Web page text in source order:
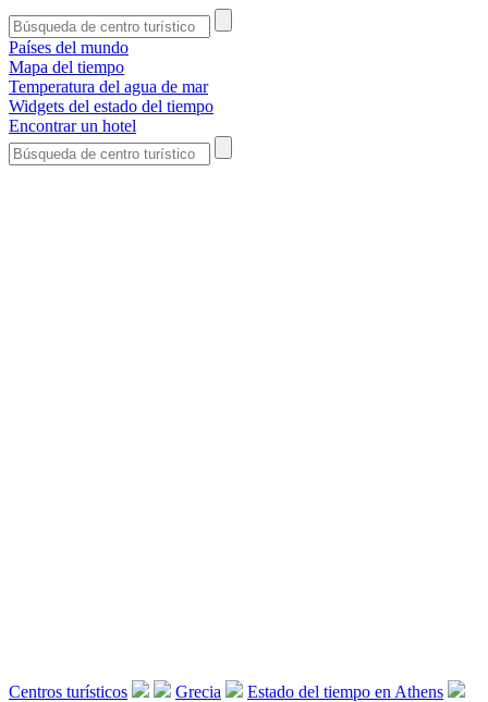
Países del mundo
Mapa del tiempo
Temperatura del agua de mar
Widgets del estado del tiempo
Encontrar un hotel
Centros turísticos Grecia Estado del tiempo en Athens